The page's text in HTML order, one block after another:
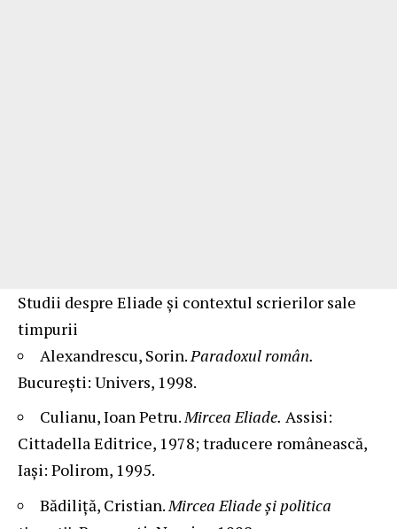
Studii despre Eliade și contextul scrierilor sale
timpurii
Alexandrescu, Sorin. Paradoxul român.
București: Univers, 1998.
Culianu, Ioan Petru.Mircea Eliade. Assisi:
Cittadella Editrice, 1978; traducere românească,
Iași: Polirom, 1995.
Bădiliță, Cristian. Mircea Eliade și politica